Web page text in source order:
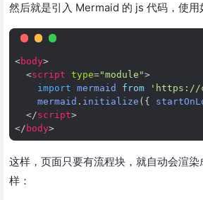
然后就是引入 Mermaid 的 js 代码，使用
<body>
<script type="module">
import mermaid from
'https://
mermaid . initialize ({
</script>
</ body>
这样，页面只要有流程块，就自动会渲
样：